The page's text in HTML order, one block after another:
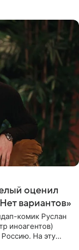
оценил
вариантов»
комик Руслан
иноагентов)
На эту